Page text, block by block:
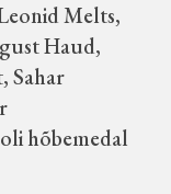
Melts,
Haud,
Sahar
hõbemedal